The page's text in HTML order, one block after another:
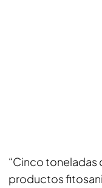
“Cinco toneladas
productos